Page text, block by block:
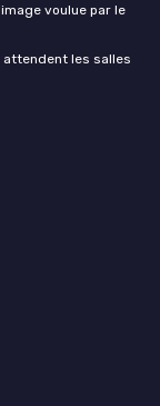
voulue par le
attendent les salles